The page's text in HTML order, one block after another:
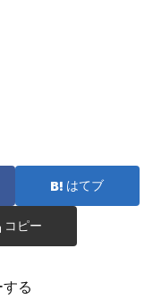
はてブ
コピー
る